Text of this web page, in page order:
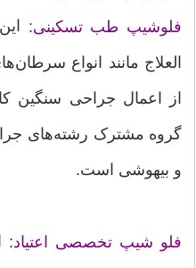
فلوشیپ طب تسکینی:
العلاج مانند انواع
از اعمال جراحی سنگین
گروه مشترک رشته‌های
و بیهوشی است.
فلو شیپ تخصصی اعتیاد: